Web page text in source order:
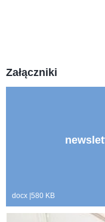
Załączniki
docx |580 KB